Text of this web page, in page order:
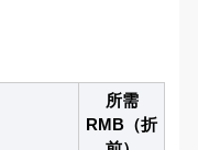
所需
RMB（折